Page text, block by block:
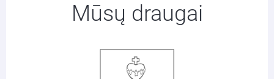
Mūsų draugai